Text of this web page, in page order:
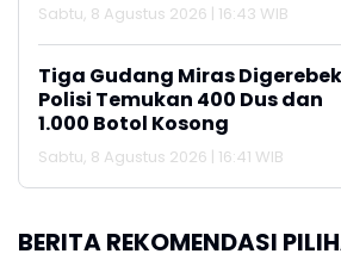
Sabtu, 8 Agustus 2026 | 16:43 WIB
Tiga Gudang Miras
Polisi Temukan 400 Dus dan
1.000 Botol Kosong
Sabtu, 8 Agustus 2026 | 16:41 WIB
BERITA REKOMENDASI